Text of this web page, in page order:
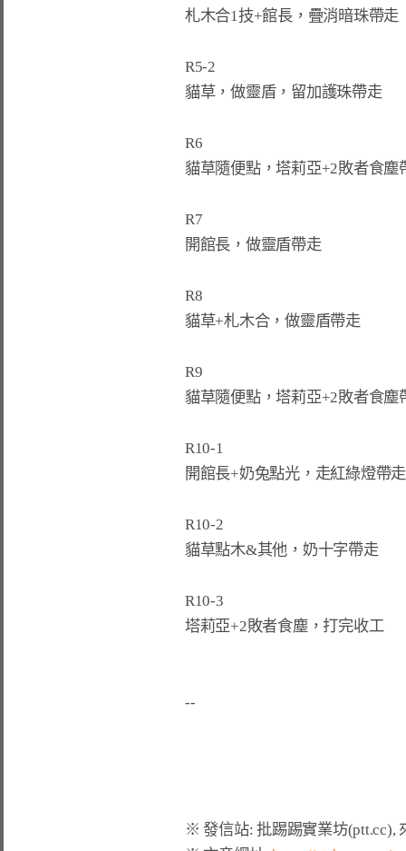
札木合1技+館長，疊消暗珠帶走
R5-2
貓草，做靈盾，留加護珠帶走
R6
貓草隨便點，塔莉亞+2敗者食塵
R7
開館長，做靈盾帶走
R8
貓草+札木合，做靈盾帶走
R9
貓草隨便點，塔莉亞+2敗者食塵
R10-1
開館長+奶兔點光，走紅綠燈帶走
R10-2
貓草點木&其他，奶十字帶走
R10-3
塔莉亞+2敗者食塵，打完收工